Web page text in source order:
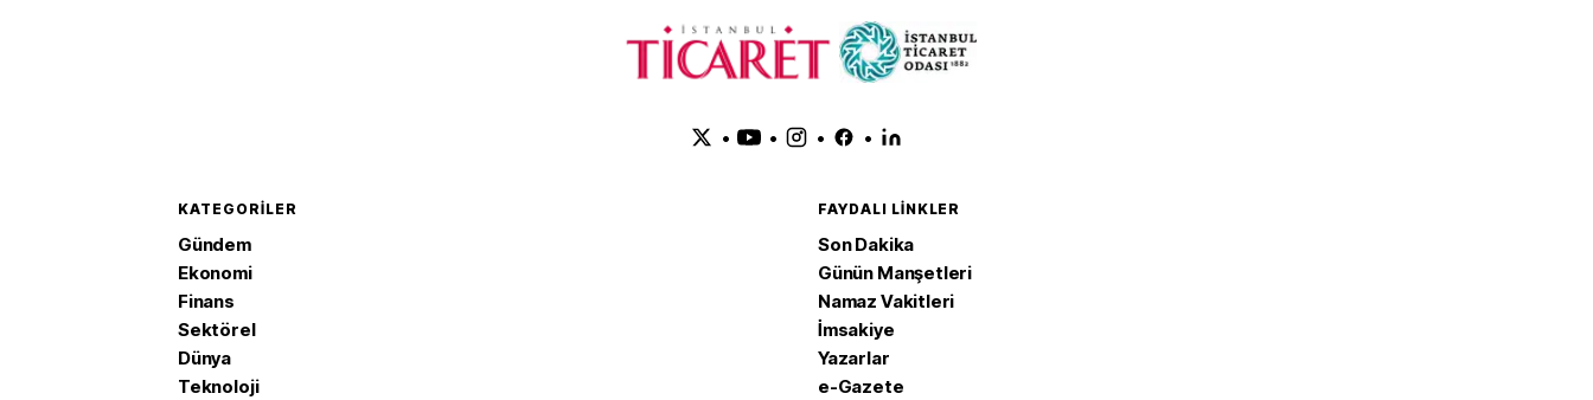
• • • •
KATEGORILER
Gündem
Ekonomi
Finans
Sektörel
Dünya
Teknoloji
FAYDALI LINKLER
Son Dakika
Günün Manşetleri
Namaz Vakitleri
İmsakiye
Yazarlar
e-Gazete